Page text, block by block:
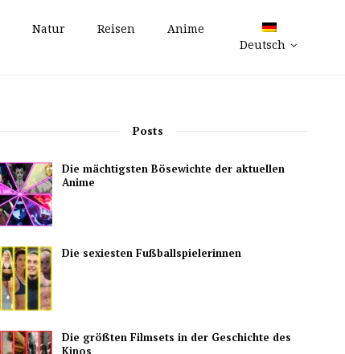
Natur Reisen
Anime
Deutsch
Posts
Die mächtigsten Bösewichte der aktuellen
Anime
Die sexiesten Fußballspielerinnen
Die größten Filmsets in der Geschichte des
Kinos